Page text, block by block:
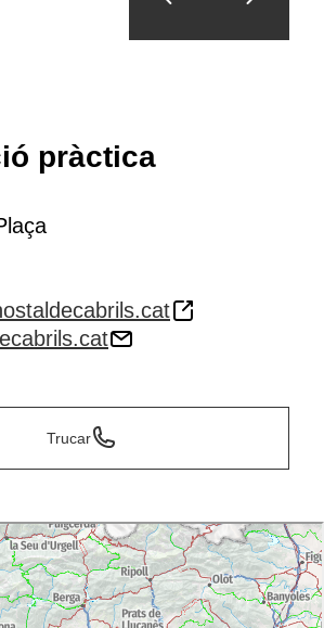
pràctica
Trucar